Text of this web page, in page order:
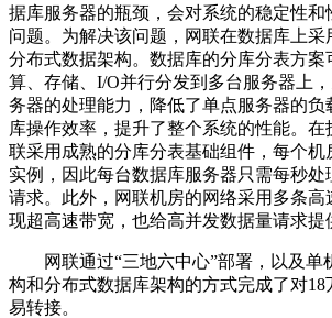
据库服务器的瓶颈，会对系统的稳定性和
问题。为解决该问题，网联在数据库上采
分布式数据架构。数据库的分库分表方案
算、存储、I/O并行分发到多台服务器上
务器的处理能力，降低了单点服务器的负
库操作效率，提升了整个系统的性能。在
联采用成熟的分库分表基础组件，每个机
实例，因此每台数据库服务器只需每秒处
请求。此外，网联机房的网络采用多条高
现超高速带宽，也给高并发数据量请求提
网联通过“三地六中心”部署，以及单
构和分布式数据库架构的方式完成了对18
易转接。